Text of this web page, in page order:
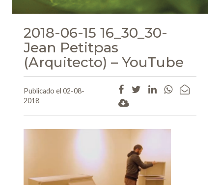
2018-06-15 16_30_30-
Jean Petitpas
(Arquitecto) – YouTube
Publicado el 02-08-
2018